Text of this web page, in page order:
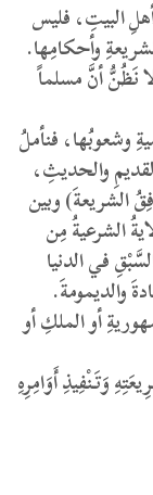
البيتِ، فليس
وأحكامِها.
نَظُنُّ أنَّ مسلماً
وشعوبُها، فنأملُ
والحديثِ،
الشريعةَ) وبين
الشرعيةُ مِن
في الدنيا
والديمومةَ.
أو الملكِ أو
وَتَنْفِيذِ أَوَامِرِهِ